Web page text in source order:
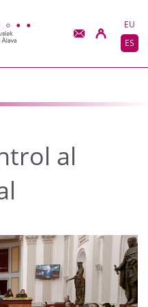
al
EU
ES
al